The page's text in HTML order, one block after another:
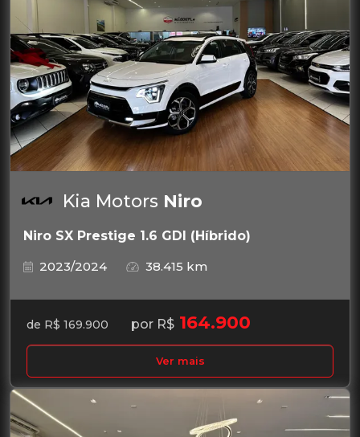
Kia Motors Niro
Niro SX Prestige 1.6 GDI (Híbrido)
2023/2024
38.415 km
de R$ 169.900 por R$ 164.900
Ver mais